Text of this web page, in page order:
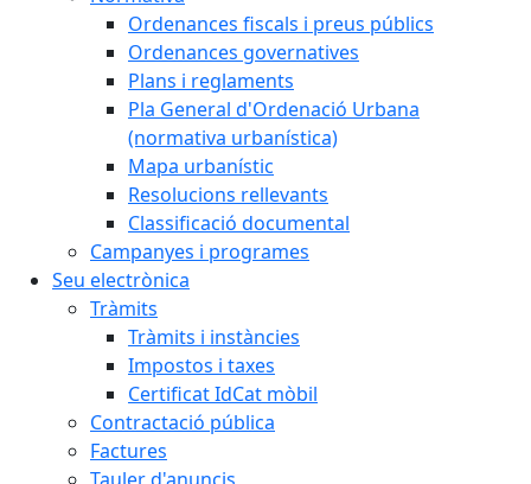
Ordenances fiscals i preus públics
Ordenances governatives
Plans i reglaments
Pla General d'Ordenació Urbana
(normativa urbanística)
Mapa urbanístic
Resolucions rellevants
Classificació documental
Campanyes i programes
Seu electrònica
Tràmits
Tràmits i instàncies
Impostos i taxes
Certificat IdCat mòbil
Contractació pública
Factures